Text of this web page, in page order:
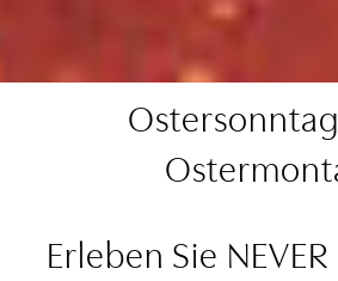
Erleben Sie